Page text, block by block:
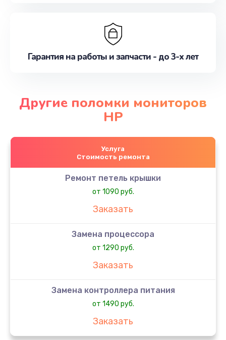
Гарантия на работы и запчасти - до 3-х лет
Другие поломки мониторов
HP
Услуга
Стоимость ремонта
Ремонт петель крышки
от 1090 руб.
Заказать
Замена процессора
от 1290 руб.
Заказать
Замена контроллера питания
от 1490 руб.
Заказать